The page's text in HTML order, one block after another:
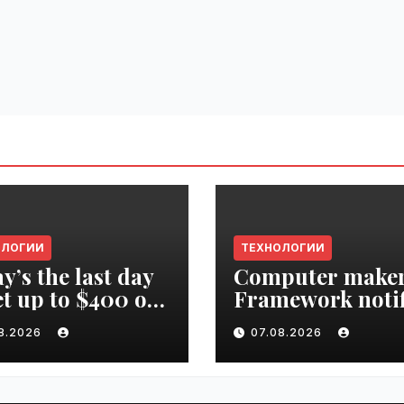
the last day
up to $400 off
2026 ticket |
ТЕХНОЛОГИИ
Computer
Framework
‘all customers’ of
data breach |
VseTime.ru
07.08.2026